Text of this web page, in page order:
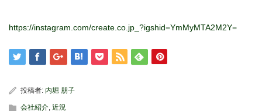
https://instagram.com/create.co.jp_?igshid=YmMyMTA2M2Y=
投稿者: 内堀 朋子
会社紹介 近況